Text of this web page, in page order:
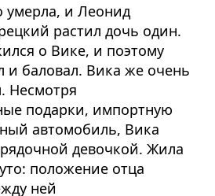
умерла, и Леонид
растил дочь один.
о Вике, и поэтому
и баловал. Вика же очень
Несмотря
подарки, импортную
автомобиль, Вика
девочкой. Жила
положение отца
ней